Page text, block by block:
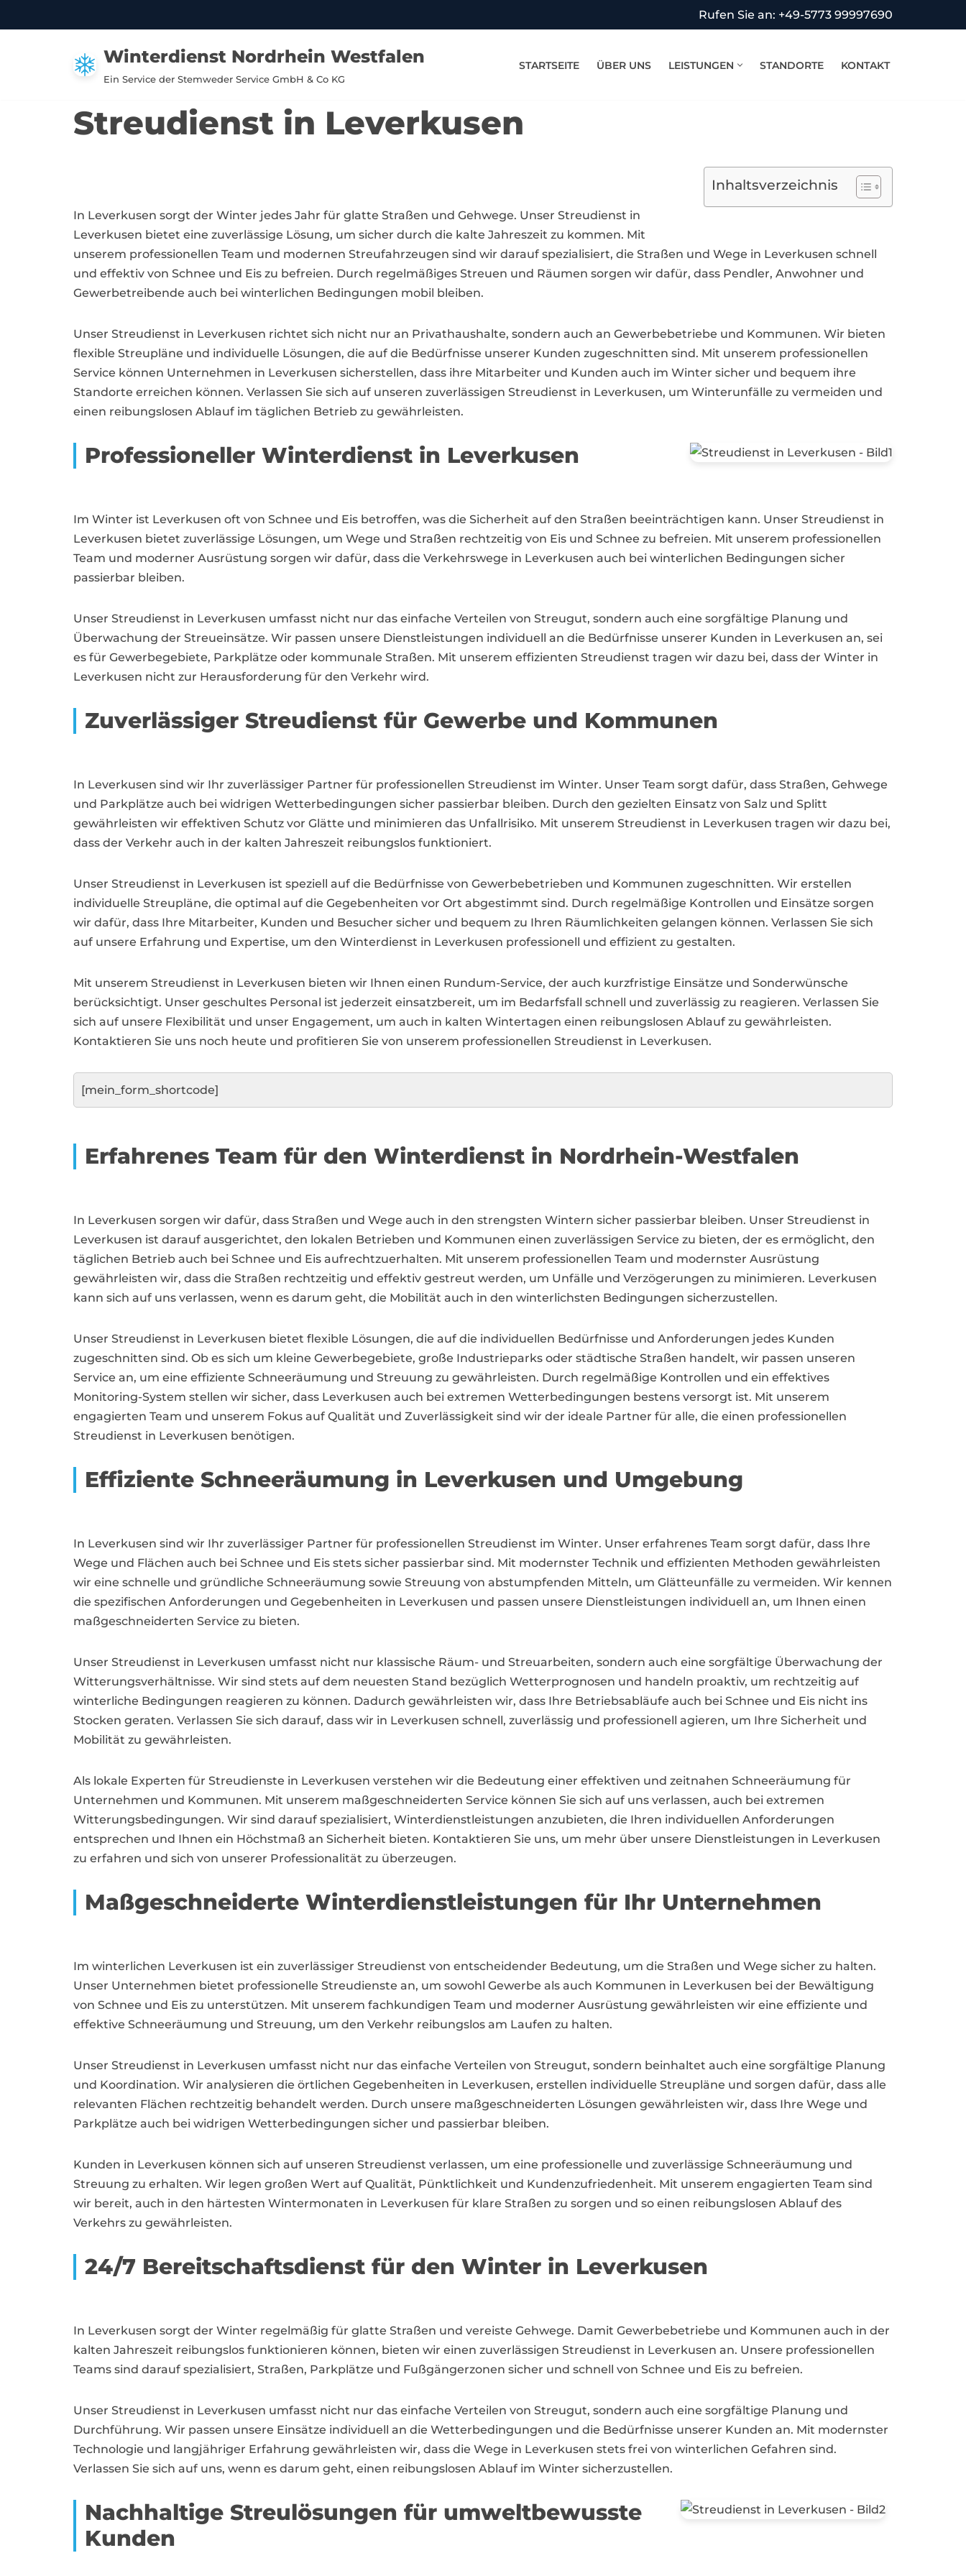
Rufen Sie an: +49-5773 99997690
Winterdienst Nordrhein Westfalen
Ein Service der Stemweder Service GmbH & Co KG
STARTSEITE ÜBER UNS LEISTUNGEN STANDORTE KONTAKT
Streudienst in Leverkusen
Inhaltsverzeichnis
In Leverkusen sorgt der Winter jedes Jahr für glatte Straßen und Gehwege. Unser Streudienst in
Leverkusen bietet eine zuverlässige Lösung, um sicher durch die kalte Jahreszeit zu kommen. Mit
unserem professionellen Team und modernen Streufahrzeugen sind wir darauf spezialisiert, die Straßen und Wege in Leverkusen schnell
und effektiv von Schnee und Eis zu befreien. Durch regelmäßiges Streuen und Räumen sorgen wir dafür, dass Pendler, Anwohner und
Gewerbetreibende auch bei winterlichen Bedingungen mobil bleiben.
Unser Streudienst in Leverkusen richtet sich nicht nur an Privathaushalte, sondern auch an Gewerbebetriebe und Kommunen. Wir bieten
flexible Streupläne und individuelle Lösungen, die auf die Bedürfnisse unserer Kunden zugeschnitten sind. Mit unserem professionellen
Service können Unternehmen in Leverkusen sicherstellen, dass ihre Mitarbeiter und Kunden auch im Winter sicher und bequem ihre
Standorte erreichen können. Verlassen Sie sich auf unseren zuverlässigen Streudienst in Leverkusen, um Winterunfälle zu vermeiden und
einen reibungslosen Ablauf im täglichen Betrieb zu gewährleisten.
Professioneller Winterdienst in Leverkusen
Im Winter ist Leverkusen oft von Schnee und Eis betroffen, was die Sicherheit auf den Straßen beeinträchtigen kann. Unser Streudienst in
Leverkusen bietet zuverlässige Lösungen, um Wege und Straßen rechtzeitig von Eis und Schnee zu befreien. Mit unserem professionellen
Team und moderner Ausrüstung sorgen wir dafür, dass die Verkehrswege in Leverkusen auch bei winterlichen Bedingungen sicher
passierbar bleiben.
Unser Streudienst in Leverkusen umfasst nicht nur das einfache Verteilen von Streugut, sondern auch eine sorgfältige Planung und
Überwachung der Streueinsätze. Wir passen unsere Dienstleistungen individuell an die Bedürfnisse unserer Kunden in Leverkusen an, sei
es für Gewerbegebiete, Parkplätze oder kommunale Straßen. Mit unserem effizienten Streudienst tragen wir dazu bei, dass der Winter in
Leverkusen nicht zur Herausforderung für den Verkehr wird.
Zuverlässiger Streudienst für Gewerbe und Kommunen
In Leverkusen sind wir Ihr zuverlässiger Partner für professionellen Streudienst im Winter. Unser Team sorgt dafür, dass Straßen, Gehwege
und Parkplätze auch bei widrigen Wetterbedingungen sicher passierbar bleiben. Durch den gezielten Einsatz von Salz und Splitt
gewährleisten wir effektiven Schutz vor Glätte und minimieren das Unfallrisiko. Mit unserem Streudienst in Leverkusen tragen wir dazu bei,
dass der Verkehr auch in der kalten Jahreszeit reibungslos funktioniert.
Unser Streudienst in Leverkusen ist speziell auf die Bedürfnisse von Gewerbebetrieben und Kommunen zugeschnitten. Wir erstellen
individuelle Streupläne, die optimal auf die Gegebenheiten vor Ort abgestimmt sind. Durch regelmäßige Kontrollen und Einsätze sorgen
wir dafür, dass Ihre Mitarbeiter, Kunden und Besucher sicher und bequem zu Ihren Räumlichkeiten gelangen können. Verlassen Sie sich
auf unsere Erfahrung und Expertise, um den Winterdienst in Leverkusen professionell und effizient zu gestalten.
Mit unserem Streudienst in Leverkusen bieten wir Ihnen einen Rundum-Service, der auch kurzfristige Einsätze und Sonderwünsche
berücksichtigt. Unser geschultes Personal ist jederzeit einsatzbereit, um im Bedarfsfall schnell und zuverlässig zu reagieren. Verlassen Sie
sich auf unsere Flexibilität und unser Engagement, um auch in kalten Wintertagen einen reibungslosen Ablauf zu gewährleisten.
Kontaktieren Sie uns noch heute und profitieren Sie von unserem professionellen Streudienst in Leverkusen.
[mein_form_shortcode]
Erfahrenes Team für den Winterdienst in Nordrhein-Westfalen
In Leverkusen sorgen wir dafür, dass Straßen und Wege auch in den strengsten Wintern sicher passierbar bleiben. Unser Streudienst in
Leverkusen ist darauf ausgerichtet, den lokalen Betrieben und Kommunen einen zuverlässigen Service zu bieten, der es ermöglicht, den
täglichen Betrieb auch bei Schnee und Eis aufrechtzuerhalten. Mit unserem professionellen Team und modernster Ausrüstung
gewährleisten wir, dass die Straßen rechtzeitig und effektiv gestreut werden, um Unfälle und Verzögerungen zu minimieren. Leverkusen
kann sich auf uns verlassen, wenn es darum geht, die Mobilität auch in den winterlichsten Bedingungen sicherzustellen.
Unser Streudienst in Leverkusen bietet flexible Lösungen, die auf die individuellen Bedürfnisse und Anforderungen jedes Kunden
zugeschnitten sind. Ob es sich um kleine Gewerbegebiete, große Industrieparks oder städtische Straßen handelt, wir passen unseren
Service an, um eine effiziente Schneeräumung und Streuung zu gewährleisten. Durch regelmäßige Kontrollen und ein effektives
Monitoring-System stellen wir sicher, dass Leverkusen auch bei extremen Wetterbedingungen bestens versorgt ist. Mit unserem
engagierten Team und unserem Fokus auf Qualität und Zuverlässigkeit sind wir der ideale Partner für alle, die einen professionellen
Streudienst in Leverkusen benötigen.
Effiziente Schneeräumung in Leverkusen und Umgebung
In Leverkusen sind wir Ihr zuverlässiger Partner für professionellen Streudienst im Winter. Unser erfahrenes Team sorgt dafür, dass Ihre
Wege und Flächen auch bei Schnee und Eis stets sicher passierbar sind. Mit modernster Technik und effizienten Methoden gewährleisten
wir eine schnelle und gründliche Schneeräumung sowie Streuung von abstumpfenden Mitteln, um Glätteunfälle zu vermeiden. Wir kennen
die spezifischen Anforderungen und Gegebenheiten in Leverkusen und passen unsere Dienstleistungen individuell an, um Ihnen einen
maßgeschneiderten Service zu bieten.
Unser Streudienst in Leverkusen umfasst nicht nur klassische Räum- und Streuarbeiten, sondern auch eine sorgfältige Überwachung der
Witterungsverhältnisse. Wir sind stets auf dem neuesten Stand bezüglich Wetterprognosen und handeln proaktiv, um rechtzeitig auf
winterliche Bedingungen reagieren zu können. Dadurch gewährleisten wir, dass Ihre Betriebsabläufe auch bei Schnee und Eis nicht ins
Stocken geraten. Verlassen Sie sich darauf, dass wir in Leverkusen schnell, zuverlässig und professionell agieren, um Ihre Sicherheit und
Mobilität zu gewährleisten.
Als lokale Experten für Streudienste in Leverkusen verstehen wir die Bedeutung einer effektiven und zeitnahen Schneeräumung für
Unternehmen und Kommunen. Mit unserem maßgeschneiderten Service können Sie sich auf uns verlassen, auch bei extremen
Witterungsbedingungen. Wir sind darauf spezialisiert, Winterdienstleistungen anzubieten, die Ihren individuellen Anforderungen
entsprechen und Ihnen ein Höchstmaß an Sicherheit bieten. Kontaktieren Sie uns, um mehr über unsere Dienstleistungen in Leverkusen
zu erfahren und sich von unserer Professionalität zu überzeugen.
Maßgeschneiderte Winterdienstleistungen für Ihr Unternehmen
Im winterlichen Leverkusen ist ein zuverlässiger Streudienst von entscheidender Bedeutung, um die Straßen und Wege sicher zu halten.
Unser Unternehmen bietet professionelle Streudienste an, um sowohl Gewerbe als auch Kommunen in Leverkusen bei der Bewältigung
von Schnee und Eis zu unterstützen. Mit unserem fachkundigen Team und moderner Ausrüstung gewährleisten wir eine effiziente und
effektive Schneeräumung und Streuung, um den Verkehr reibungslos am Laufen zu halten.
Unser Streudienst in Leverkusen umfasst nicht nur das einfache Verteilen von Streugut, sondern beinhaltet auch eine sorgfältige Planung
und Koordination. Wir analysieren die örtlichen Gegebenheiten in Leverkusen, erstellen individuelle Streupläne und sorgen dafür, dass alle
relevanten Flächen rechtzeitig behandelt werden. Durch unsere maßgeschneiderten Lösungen gewährleisten wir, dass Ihre Wege und
Parkplätze auch bei widrigen Wetterbedingungen sicher und passierbar bleiben.
Kunden in Leverkusen können sich auf unseren Streudienst verlassen, um eine professionelle und zuverlässige Schneeräumung und
Streuung zu erhalten. Wir legen großen Wert auf Qualität, Pünktlichkeit und Kundenzufriedenheit. Mit unserem engagierten Team sind
wir bereit, auch in den härtesten Wintermonaten in Leverkusen für klare Straßen zu sorgen und so einen reibungslosen Ablauf des
Verkehrs zu gewährleisten.
24/7 Bereitschaftsdienst für den Winter in Leverkusen
In Leverkusen sorgt der Winter regelmäßig für glatte Straßen und vereiste Gehwege. Damit Gewerbebetriebe und Kommunen auch in der
kalten Jahreszeit reibungslos funktionieren können, bieten wir einen zuverlässigen Streudienst in Leverkusen an. Unsere professionellen
Teams sind darauf spezialisiert, Straßen, Parkplätze und Fußgängerzonen sicher und schnell von Schnee und Eis zu befreien.
Unser Streudienst in Leverkusen umfasst nicht nur das einfache Verteilen von Streugut, sondern auch eine sorgfältige Planung und
Durchführung. Wir passen unsere Einsätze individuell an die Wetterbedingungen und die Bedürfnisse unserer Kunden an. Mit modernster
Technologie und langjähriger Erfahrung gewährleisten wir, dass die Wege in Leverkusen stets frei von winterlichen Gefahren sind.
Verlassen Sie sich auf uns, wenn es darum geht, einen reibungslosen Ablauf im Winter sicherzustellen.
Nachhaltige Streulösungen für umweltbewusste
Kunden